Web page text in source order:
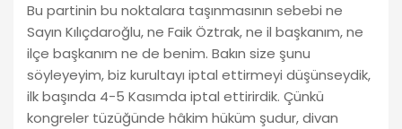
Bu partinin bu noktalara taşınmasının sebebi ne
Sayın Kılıçdaroğlu, ne Faik Öztrak, ne il başkanım, ne
ilçe başkanım ne de benim. Bakın size şunu
söyleyeyim, biz kurultayı iptal ettirmeyi düşünseydik,
ilk başında 4-5 Kasımda iptal ettirirdik. Çünkü
kongreler tüzüğünde hâkim hüküm şudur, divan